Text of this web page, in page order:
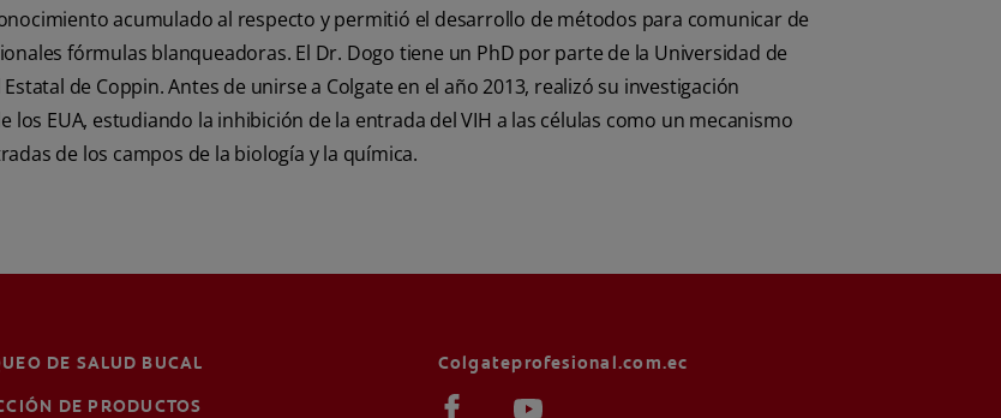
acumulado al respecto y permitió el desarrollo de métodos para comunicar de
fórmulas blanqueadoras. El Dr. Dogo tiene un PhD por parte de la Universidad de
de Coppin. Antes de unirse a Colgate en el año 2013, realizó su investigación
EUA, estudiando la inhibición de la entrada del VIH a las células como un mecanismo
de los campos de la biología y la química.
DE SALUD BUCAL
DE PRODUCTOS
Colgateprofesional.com.ec